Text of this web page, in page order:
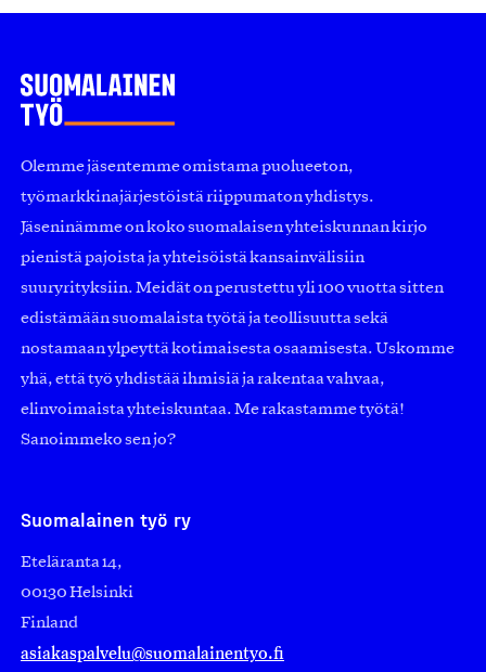
Olemme jäsentemme omistama puolueeton,
työmarkkinajärjestöistä riippumaton yhdistys.
Jäseninämme on koko suomalaisen yhteiskunnan kirjo
pienistä pajoista ja yhteisöistä kansainvälisiin
suuryrityksiin. Meidät on perustettu yli 100 vuotta sitten
edistämään suomalaista työtä ja teollisuutta sekä
nostamaan ylpeyttä kotimaisesta osaamisesta. Uskomme
yhä, että työ yhdistää ihmisiä ja rakentaa vahvaa,
elinvoimaista yhteiskuntaa. Me rakastamme työtä!
Sanoimmeko sen jo?
Suomalainen työ ry
Eteläranta 14,
00130 Helsinki
Finland
asiakaspalvelu@suomalainentyo.fi